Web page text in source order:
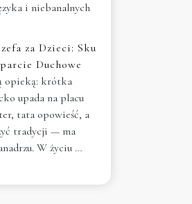
i niebanalnych
za Dzieci: Sku
Duchowe
opieką: krótka
upada na placu
tata opowieść, a
tradycji — ma
W życiu …